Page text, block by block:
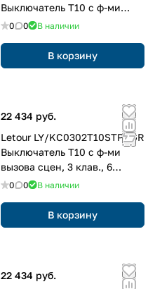
Выключатель Т10 с ф-ми
вызова сцен, 3 клав., 6
0 0 В наличии
В корзину
22 434 руб.
Letour LY/KC0302T10STPRGR
Выключатель Т10 с ф-ми
вызова сцен, 3 клав., 6
кнопок, пластик, закругл.,
0 0 В наличии
В корзину
22 434 руб.